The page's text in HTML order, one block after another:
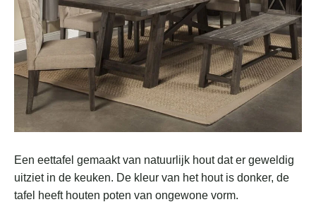
Een eettafel gemaakt van natuurlijk hout dat er geweldig
uitziet in de keuken. De kleur van het hout is donker, de
tafel heeft houten poten van ongewone vorm.